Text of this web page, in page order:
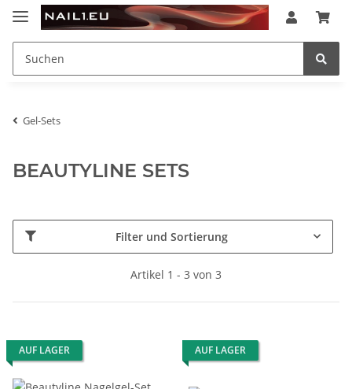
Gel-Sets
BEAUTYLINE SETS
Filter und Sortierung
Artikel 1 - 3 von 3
AUF LAGER AUF LAGER